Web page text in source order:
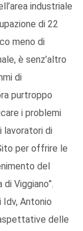
industriale
di 22
meno di
è senz’altro
di
purtroppo
i problemi
lavoratori di
per offrire le
del
Viggiano”.
Idv, Antonio
delle